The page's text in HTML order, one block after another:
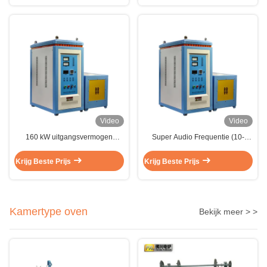
Video
160 kW uitgangsvermogen
oscillatiefrequentie van 1-1000
KHZ voor niet-contactverwarming
Krijg Beste Prijs
Video
Super Audio Frequentie (10-
Inductieverwarming Voeding voor
Contactloze Metaalbewerking
Krijg Beste Prijs
Kamertype oven Bekijk meer > >